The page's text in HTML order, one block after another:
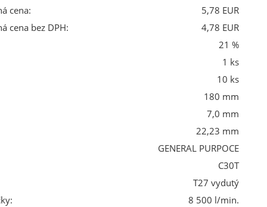
cena:
5,78 EUR
cena bez DPH:
4,78 EUR
21 %
1 ks
10 ks
180 mm
7,0 mm
22,23 mm
GENERAL PURPOCE
C30T
T27 vydutý
8 500 l/min.